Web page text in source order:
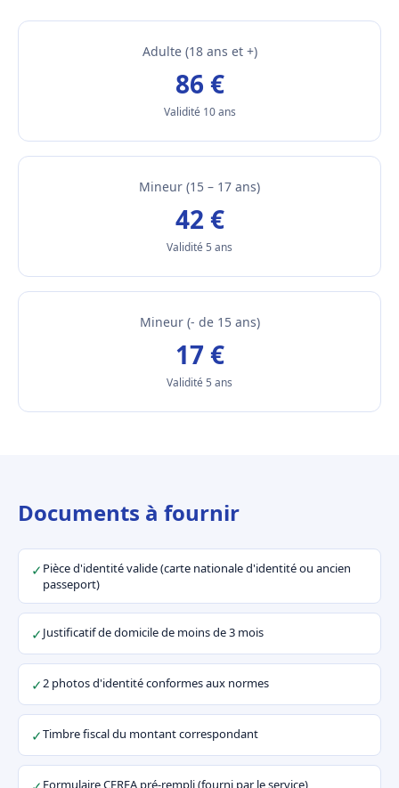
Adulte (18 ans et +)
86 €
Validité 10 ans
Mineur (15 – 17 ans)
42 €
Validité 5 ans
Mineur (- de 15 ans)
17 €
Validité 5 ans
Documents à fournir
✓ Pièce d'identité valide (carte nationale d'identité ou ancien
passeport)
✓Justificatif de domicile de moins de 3 mois
✓2 photos d'identité conformes aux normes
✓Timbre fiscal du montant correspondant
Formulaire CERFA pré-rempli (fourni par le service)